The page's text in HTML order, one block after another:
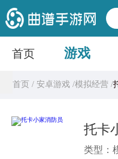
首页 游戏
首页 /安卓游戏 /模拟经营 /
托卡
类型：